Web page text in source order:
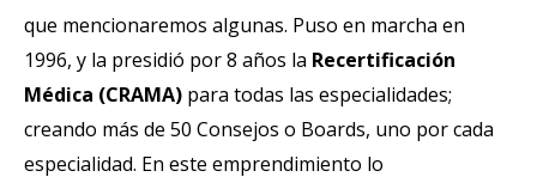
que mencionaremos algunas. Puso en marcha en
1996, y la presidió por 8 años la Recertificación
Médica (CRAMA) para todas las especialidades;
creando más de 50 Consejos o Boards, uno por cada
especialidad. En este emprendimiento lo